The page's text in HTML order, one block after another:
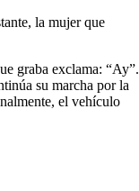
la mujer que
graba exclama: “Ay”.
su marcha por la
el vehículo